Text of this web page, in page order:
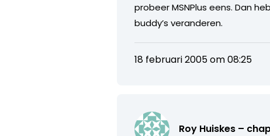
probeer MSNPlus eens. Dan
buddy’s veranderen.
18 februari 2005 om 08:25
Roy Huiskes –